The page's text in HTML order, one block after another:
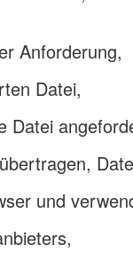
Anforderung,
Datei,
Datei
und